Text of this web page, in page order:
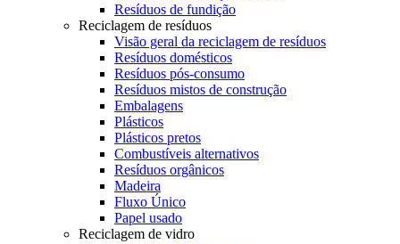
Resíduos de fundição
Reciclagem de resíduos
Visão geral da reciclagem de resíduos
Resíduos domésticos
Resíduos pós-consumo
Resíduos mistos de construção
Embalagens
Plásticos
Plásticos pretos
Combustíveis alternativos
Resíduos orgânicos
Madeira
Fluxo Único
Papel usado
Reciclagem de vidro